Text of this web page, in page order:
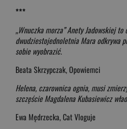
***
„Wnuczka morza” Anety Jadowskiej
dwudziestojednoletnia Mara odkrywa
sobie wyobrazić.
Beata Skrzypczak, Opowiemci
Helena, czarownica ognia, musi
szczęście Magdalena Kubasiewicz
Ewa Mędrzecka, Cat Vloguje